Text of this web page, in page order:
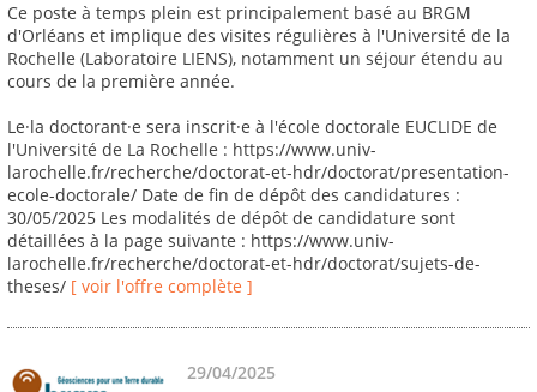
Ce poste à temps plein est principalement basé au BRGM
d'Orléans et implique des visites régulières à l'Université de la
Rochelle (Laboratoire LIENS), notamment un séjour étendu au
cours de la première année.
Le·la doctorant·e sera inscrit·e à l'école doctorale EUCLIDE de
l'Université de La Rochelle : https://www.univ-
larochelle.fr/recherche/doctorat-et-hdr/doctorat/presentation-
ecole-doctorale/ Date de fin de dépôt des candidatures :
30/05/2025 Les modalités de dépôt de candidature sont
détaillées à la page suivante : https://www.univ-
larochelle.fr/recherche/doctorat-et-hdr/doctorat/sujets-de-
theses/ [ voir l'offre complète ]
29/04/2025